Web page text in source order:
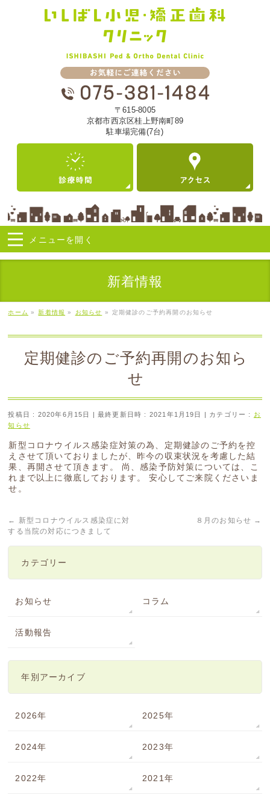
〒615-8005
京都市西京区桂上野南町89
駐車場完備(7台)
メニューを開く
新着情報
ホーム » 新着情報 » お知らせ » 定期健診のご予約再開のお知らせ
定期健診のご予約再開のお知ら
せ
投稿日 : 2020年6月15日 最終更新日時 : 2021年1月19日 カテゴリー : お
知らせ
新型コロナウイルス感染症対策の為、定期健診のご予約を控
えさせて頂いておりましたが、昨今の収束状況を考慮した結
果、再開させて頂きます。 尚、感染予防対策については、こ
れまで以上に徹底しております。 安心してご来院くださいま
せ。
←
新型コロナウイルス感染症に対
する当院の対応につきまして
８月のお知らせ →
カテゴリー
お知らせ コラム
活動報告
年別アーカイブ
2026年 2025年
2024年 2023年
2022年 2021年